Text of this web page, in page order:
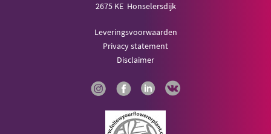
2675 KE Honselersdijk
Leveringsvoorwaarden
Privacy statement
Disclaimer